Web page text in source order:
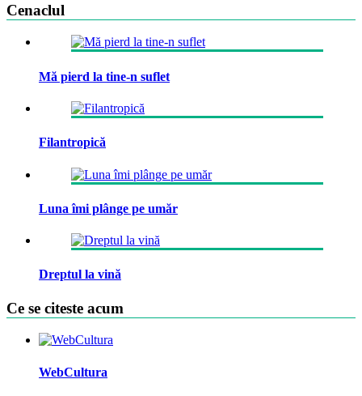
Cenaclul
Mă pierd la tine-n suflet
Filantropică
Luna îmi plânge pe umăr
Dreptul la vină
Ce se citeste acum
WebCultura